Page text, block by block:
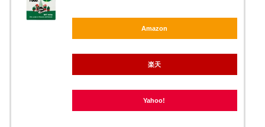
Amazon
楽天
Yahoo!